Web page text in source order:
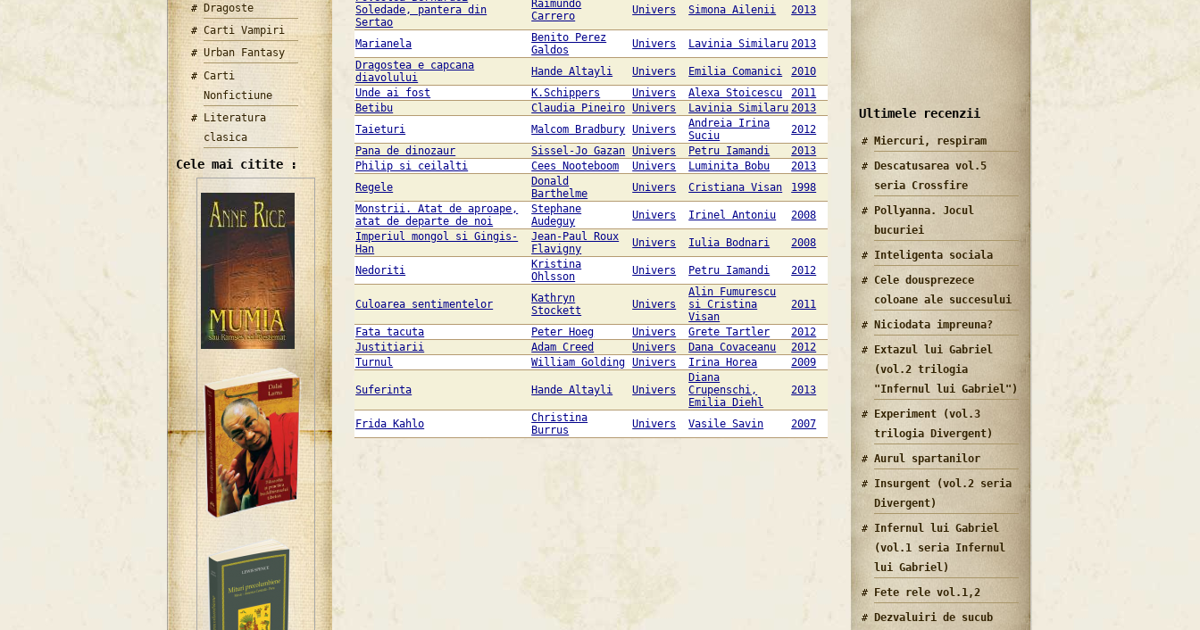
Dragoste
Carti Vampiri
Urban Fantasy
Carti
Nonfictiune
Literatura
clasica
Cele mai citite :
Soledade, pantera din
Sertao
Raimundo
Carrero
Univers Simona Ailenii 2013
Marianela
Benito Perez
Galdos
Univers Lavinia Similaru 2013
Dragostea e capcana
diavolului
Hande Altayli Univers Emilia Comanici
2010
Unde ai fost
K.Schippers Univers Alexa Stoicescu
2011
Betibu
Claudia Pineiro Univers Lavinia Similaru 2013
Taieturi
Malcom Bradbury Univers
Andreia Irina
Suciu
2012
Pana de dinozaur
Sissel-Jo Gazan Univers Petru Iamandi
2013
Philip si ceilalti
Cees Nooteboom Univers Luminita Bobu
2013
Regele
Donald
Barthelme
Univers Cristiana Visan
1998
Monstrii. Atat de aproape,
atat de departe de noi
Stephane
Audeguy
Univers Irinel Antoniu
2008
Imperiul mongol si Gingis-
Han
Jean-Paul Roux
Flavigny
Univers Iulia Bodnari 2008
Nedoriti
Kristina
Ohlsson
Univers Petru Iamandi 2012
Culoarea sentimentelor
Kathryn
Stockett
Univers
Alin Fumurescu
si Cristina
Visan
2011
Fata tacuta Peter Hoeg Univers Grete Tartler
2012
Justitiarii
Adam Creed Univers Dana Covaceanu
2012
Turnul
William Golding Univers Irina Horea 2009
Suferinta Hande Altayli Univers
Diana
Crupenschi,
Emilia Diehl
2013
Frida Kahlo
Christina
Burrus
Univers Vasile Savin 2007
Ultimele recenzii
Miercuri, respiram
Descatusarea vol.5
seria Crossfire
Pollyanna. Jocul
bucuriei
Inteligenta sociala
Cele dousprezece
coloane ale succesului
Niciodata impreuna?
Extazul lui Gabriel
(vol.2 trilogia
"Infernul lui Gabriel")
Experiment (vol.3
trilogia Divergent)
Aurul spartanilor
Insurgent (vol.2 seria
Divergent)
Infernul lui Gabriel
(vol.1 seria Infernul
lui Gabriel)
Fete rele vol.1,2
Dezvaluiri de sucub